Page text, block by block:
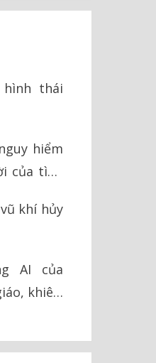
thái
hiểm
của tình
khí hủy
AI của
khiên’